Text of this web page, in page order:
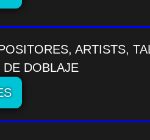
ARTISTS,
DOBLAJE